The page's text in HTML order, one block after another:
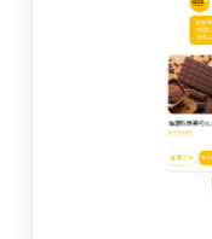
多 AI Agent、
更完整、更複
不同於單一任
任務拆解為結
比對、法規檢
蹤、監控、驗
Agent 負責搜
個 Agent 負責